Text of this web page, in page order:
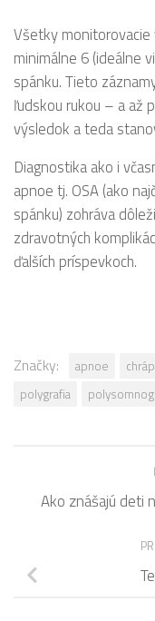
Všetky
minimálne 6 (ideálne
spánku. Tieto
ľudskou rukou – a až
výsledok a teda
Diagnostika ako i
apnoe tj. OSA (ako
spánku) zohráva
zdravotných
ďalších príspevkoch.
Značky: apnoe
polygrafia
Ako znášajú deti